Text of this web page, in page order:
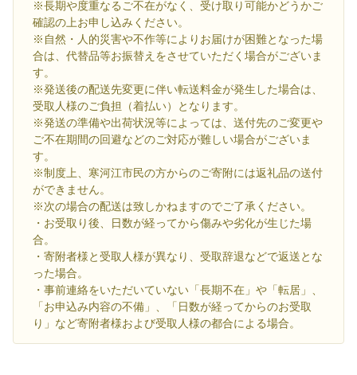
※長期や度重なるご不在がなく、受け取り可能かどうかご
確認の上お申し込みください。
※自然・人的災害や不作等によりお届けが困難となった場
合は、代替品等お振替えをさせていただく場合がございま
す。
※発送後の配送先変更に伴い転送料金が発生した場合は、
受取人様のご負担（着払い）となります。
※発送の準備や出荷状況等によっては、送付先のご変更や
ご不在期間の回避などのご対応が難しい場合がございま
す。
※制度上、寒河江市民の方からのご寄附には返礼品の送付
ができません。
※次の場合の配送は致しかねますのでご了承ください。
・お受取り後、日数が経ってから傷みや劣化が生じた場
合。
・寄附者様と受取人様が異なり、受取辞退などで返送とな
った場合。
・事前連絡をいただいていない「長期不在」や「転居」、
「お申込み内容の不備」、「日数が経ってからのお受取
り」など寄附者様および受取人様の都合による場合。